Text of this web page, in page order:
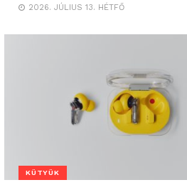
2026. JÚLIUS 13. HÉTFŐ
KÜTYÜK